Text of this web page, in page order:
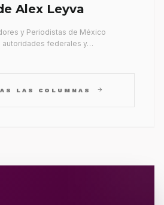
Alex Leyva
y Periodistas de México
autoridades federales y…
LAS COLUMNAS arrow_forward